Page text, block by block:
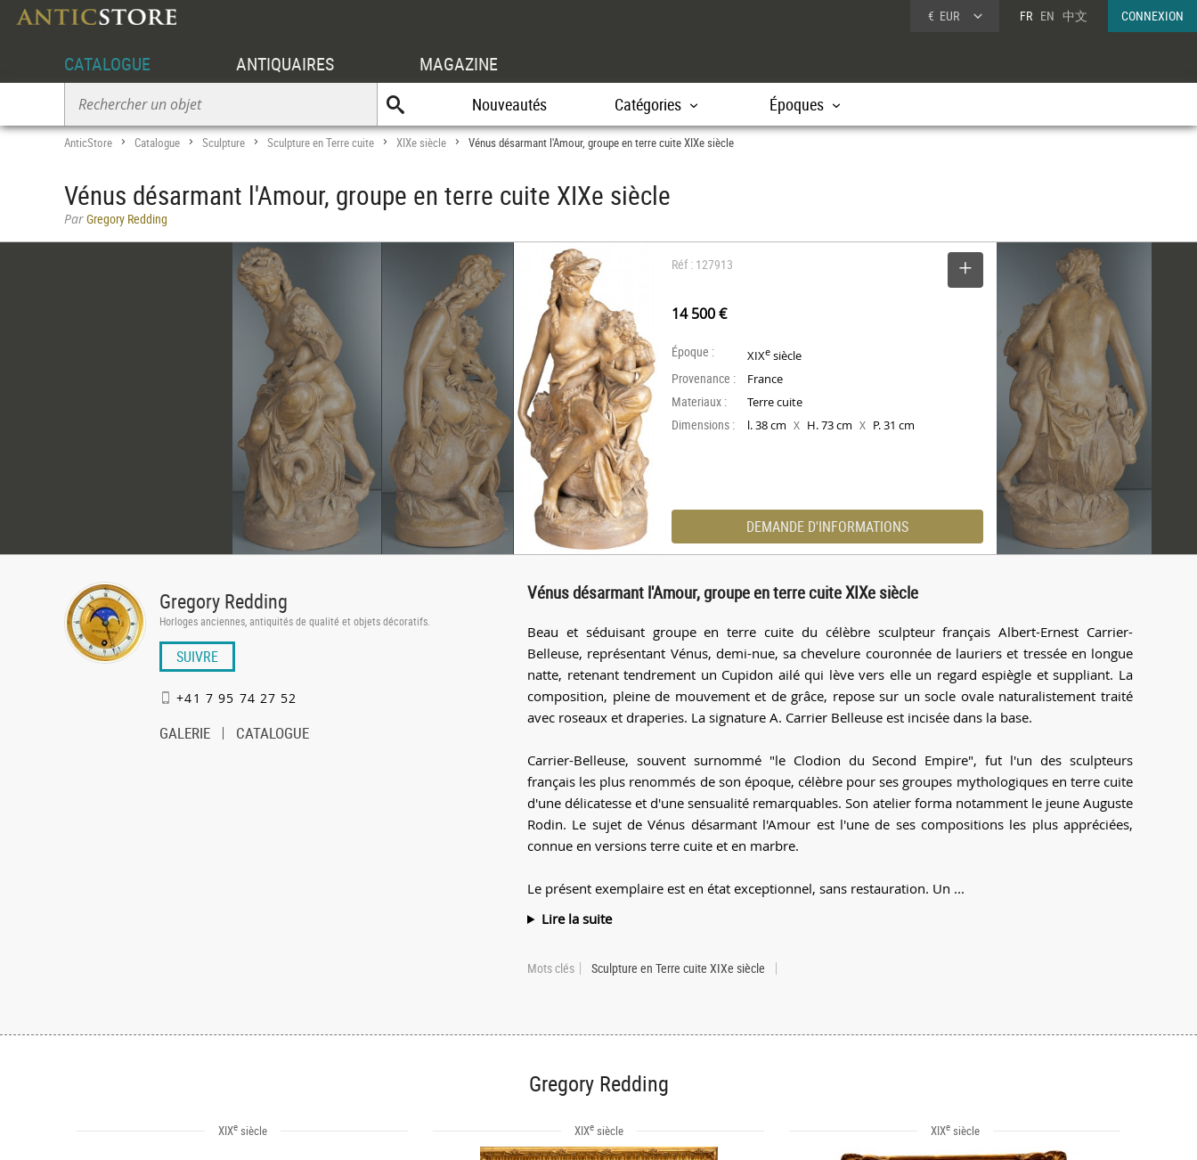
€ EUR FR EN 中文 CONNEXION
CATALOGUE ANTIQUAIRES MAGAZINE
Nouveautés Catégories Époques
AnticStore > Catalogue > Sculpture > Sculpture en Terre cuite > XIXe siècle > Vénus désarmant l'Amour, groupe en terre cuite XIXe siècle
Vénus désarmant l'Amour, groupe en terre cuite XIXe siècle
ParGregory Redding
Réf : 127913
14 500 €
Époque : XIXe siècle
Provenance : France
Materiaux : Terre cuite
Dimensions : l. 38 cm X H. 73 cm X P. 31 cm
DEMANDE D'INFORMATIONS
Gregory Redding
Horloges anciennes, antiquités de qualité et objets décoratifs.
SUIVRE
+41 7 95 74 27 52
GALERIE CATALOGUE
Vénus désarmant l'Amour, groupe en terre cuite XIXe siècle
Beau et séduisant groupe en terre cuite du célèbre sculpteur français Albert-Ernest Carrier-
Belleuse, représentant Vénus, demi-nue, sa chevelure couronnée de lauriers et tressée en longue
natte, retenant tendrement un Cupidon ailé qui lève vers elle un regard espiègle et suppliant. La
composition, pleine de mouvement et de grâce, repose sur un socle ovale naturalistement traité
avec roseaux et draperies. La signature A. Carrier Belleuse est incisée dans la base.
Carrier-Belleuse, souvent surnommé "le Clodion du Second Empire", fut l'un des sculpteurs
français les plus renommés de son époque, célèbre pour ses groupes mythologiques en terre cuite
d'une délicatesse et d'une sensualité remarquables. Son atelier forma notamment le jeune Auguste
Rodin. Le sujet de Vénus désarmant l'Amour est l'une de ses compositions les plus appréciées,
connue en versions terre cuite et en marbre.
Le présent exemplaire est en état exceptionnel, sans restauration. Un ...
Lire la suite
Mots clés Sculpture en Terre cuite XIXe siècle
Gregory Redding
XIXesiècle XIXesiècle XIXesiècle